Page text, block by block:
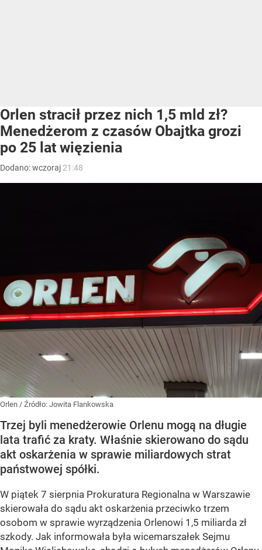
Orlen stracił przez nich 1,5 mld zł?
Menedżerom z czasów Obajtka grozi
po 25 lat więzienia
Dodano:wczoraj 21:48
Orlen / Źródło: Jowita Flankowska
Trzej byli menedżerowie Orlenu mogą na długie
lata trafić za kraty. Właśnie skierowano do sądu
akt oskarżenia w sprawie miliardowych strat
państwowej spółki.
W piątek 7 sierpnia Prokuratura Regionalna w Warszawie
skierowała do sądu akt oskarżenia przeciwko trzem
osobom w sprawie wyrządzenia Orlenowi 1,5 miliarda zł
szkody. Jak informowała była wicemarszałek Sejmu